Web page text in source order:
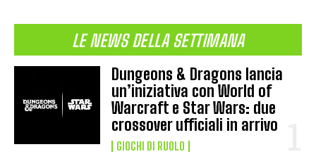
LE NEWS DELLA SETTIMANA
Dungeons & Dragons lancia
un’iniziativa con World of
Warcraft e Star Wars: due
crossover ufficiali in arrivo
GIOCHI DI RUOLO